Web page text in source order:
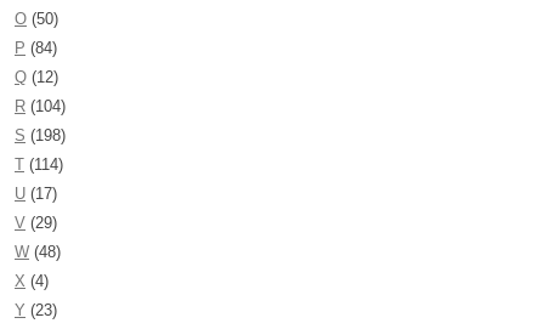
O (50)
P (84)
Q (12)
R (104)
S (198)
T (114)
U (17)
V (29)
W (48)
X (4)
Y (23)